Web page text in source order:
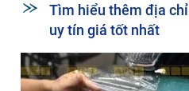
Tìm hiểu thêm địa chỉ
uy tín giá tốt nhất